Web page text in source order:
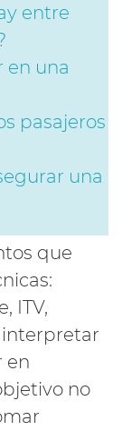
entre
en una
pasajeros
una
que
ITV,
interpretar
en
no